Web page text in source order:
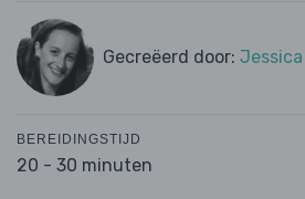
Gecreëerd door: Jessica
BEREIDINGSTIJD
20 - 30 minuten